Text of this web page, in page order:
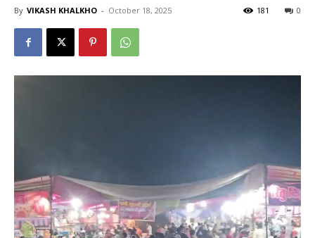
By VIKASH KHALKHO - October 18, 2025 0
181